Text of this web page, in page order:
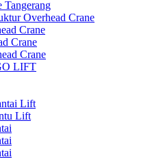
Tangerang
Overhead Crane
Crane
Crane
Crane
LIFT
Lift
Lift